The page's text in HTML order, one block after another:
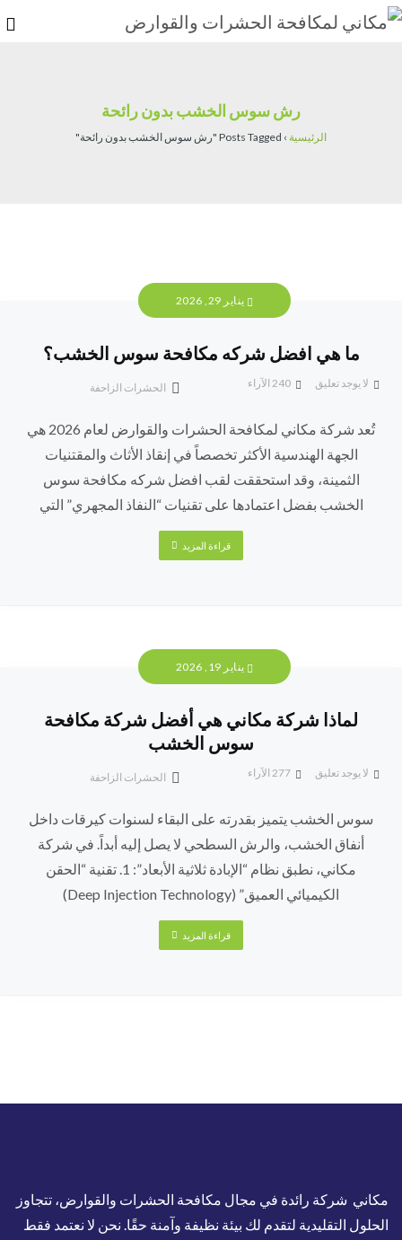
رش سوس الخشب بدون رائحة
الرئيسية › Posts Tagged "رش سوس الخشب بدون رائحة"
يناير 29, 2026
ما هي افضل شركه مكافحة سوس الخشب؟
الحشرات الزاحفة لا يوجد تعليق الآراء
تُعد شركة مكاني لمكافحة الحشرات والقوارض لعام 2026 هي
الجهة الهندسية الأكثر تخصصاً في إنقاذ الأثاث والمقتنيات
الثمينة، وقد استحققت لقب افضل شركه مكافحة سوس
الخشب بفضل اعتمادها على تقنيات “النفاذ المجهري” التي
قراءة المزيد
يناير 19, 2026
لماذا شركة مكاني هي أفضل شركة مكافحة
سوس الخشب
الحشرات الزاحفة لا يوجد تعليق الآراء
سوس الخشب يتميز بقدرته على البقاء لسنوات كيرقات داخل
أنفاق الخشب، والرش السطحي لا يصل إليه أبداً. في شركة
مكاني، نطبق نظام “الإبادة ثلاثية الأبعاد”: 1. تقنية “الحقن
الكيميائي العميق” (Deep Injection Technology)
قراءة المزيد
مكاني شركة رائدة في مجال مكافحة الحشرات والقوارض، تتجاوز
الحلول التقليدية لتقدم لك بيئة نظيفة وآمنة حقًا. نحن لا نعتمد فقط